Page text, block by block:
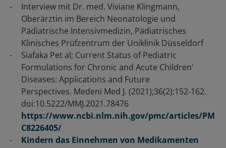
Interview mit Dr. med. Viviane Klingmann,
Oberärztin im Bereich Neonatologie und
Pädiatrische Intensivmedizin, Pädiatrisches
Klinisches Prüfzentrum der Uniklinik Düsseldorf
Siafaka Pet al; Current Status of Pediatric
Formulations for Chronic and Acute Children‘
Diseases: Applications and Future
Perspectives. Medeni Med J. (2021);36(2):152-162.
doi:10.5222/MMJ.2021.78476
https://www.ncbi.nlm.nih.gov/pmc/articles/PM
C8226405/
Kindern das Einnehmen von Medikamenten